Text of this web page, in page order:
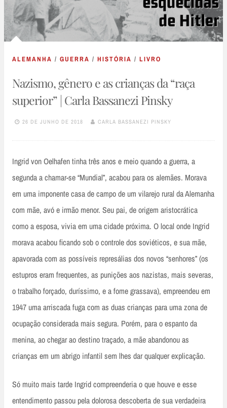
ALEMANHA / GUERRA / HISTÓRIA / LIVRO
Nazismo, gênero e as crianças da “raça
superior” | Carla Bassanezi Pinsky
26 DE JUNHO DE 2018 CARLA BASSANEZI PINSKY
Ingrid von Oelhafen tinha três anos e meio quando a guerra, a
segunda a chamar-se “Mundial”, acabou para os alemães. Morava
em uma imponente casa de campo de um vilarejo rural da Alemanha
com mãe, avó e irmão menor. Seu pai, de origem aristocrática
como a esposa, vivia em uma cidade próxima. O local onde Ingrid
morava acabou ficando sob o controle dos soviéticos, e sua mãe,
apavorada com as possíveis represálias dos novos “senhores” (os
estupros eram frequentes, as punições aos nazistas, mais severas,
o trabalho forçado, duríssimo, e a fome grassava), empreendeu em
1947 uma arriscada fuga com as duas crianças para uma zona de
ocupação considerada mais segura. Porém, para o espanto da
menina, ao chegar ao destino traçado, a mãe abandonou as
crianças em um abrigo infantil sem lhes dar qualquer explicação.
Só muito mais tarde Ingrid compreenderia o que houve e esse
entendimento passou pela dolorosa descoberta de sua verdadeira